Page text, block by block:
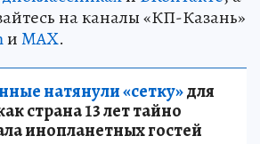
на каналы «КП-Казань»
иMAX.
натянули «сетку»для
страна 13 лет тайно
инопланетных гостей